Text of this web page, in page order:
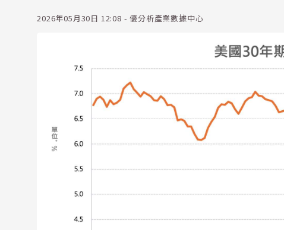
2026年05月30日 12:08 - 優分析產業數據中心